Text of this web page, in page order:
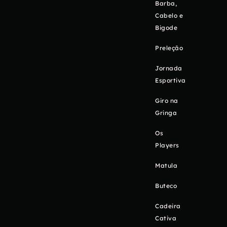
Barba,
Cabelo e
Bigode
Preleção
Jornada
Esportiva
Giro na
Gringa
Os
Players
Matula
Buteco
Cadeira
Cativa